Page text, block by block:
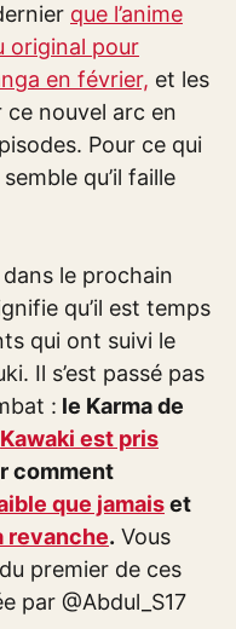
que l’anime
original pour
en février, et les
nouvel arc en
Pour ce qui
qu’il faille
le prochain
qu’il est temps
qui ont suivi le
Il s’est passé pas
: le Karma de
Kawaki est pris
comment
que jamaiset
revanche. Vous
premier de ces
par @Abdul_S17